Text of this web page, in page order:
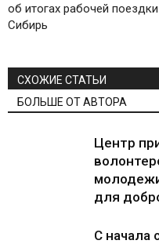
об итогах рабочей
Сибирь
СХОЖИЕ СТАТЬИ
БОЛЬШЕ ОТ АВТОРА
Центр
для
С начала